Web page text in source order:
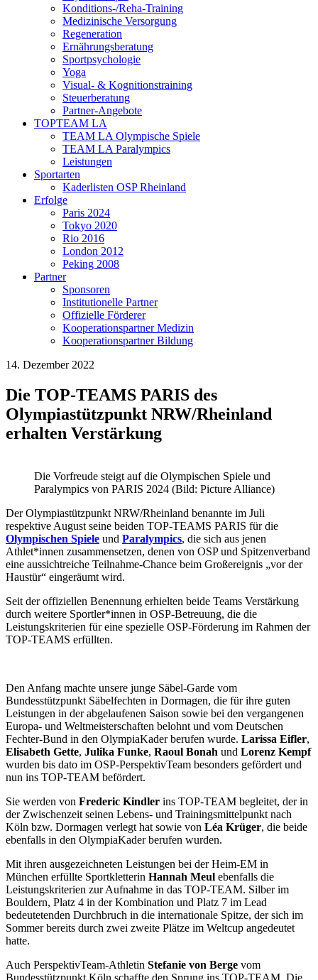
Konditions-/Reha-Training
Medizinische Versorgung
Regeneration
Ernährungsberatung
Sportpsychologie
Yoga
Visual- & Kognitionstraining
Steuerberatung
Partner-Angebote
TOPTEAM LA
TEAM LA Olympische Spiele
TEAM LA Paralympics
Leistungen
Sportarten
Kaderlisten OSP Rheinland
Erfolge
Paris 2024
Tokyo 2020
Rio 2016
London 2012
Peking 2008
Partner
Sponsoren
Institutionelle Partner
Offizielle Förderer
Kooperationspartner Medizin
Kooperationspartner Bildung
14. Dezember 2022
Die TOP-TEAMS PARIS des
Olympiastützpunkt NRW/Rheinland
erhalten Verstärkung
Die Vorfreude steigt auf die Olympischen Spiele und
Paralympics von PARIS 2024 (Bild: Picture Alliance)
Der Olympiastützpunkt NRW/Rheinland benannte im Juli
respektive August seine beiden TOP-TEAMS PARIS für die
Olympischen Spiele und Paralympics, die sich aus jenen
Athlet*innen zusammensetzen, denen von OSP und Spitzenverband
eine aussichtreiche Teilnahme-Chance beim Großereignis „vor der
Haustür“ eingeräumt wird.
Seit der offiziellen Benennung erhielten beide Teams Verstärkung
durch weitere Sportler*innen in OSP-Betreuung, die die
Leistungskriterien für eine spezielle OSP-Förderung im Rahmen der
TOP-TEAMS erfüllten.
Den Anfang machte unsere junge Säbel-Garde vom
Bundesstützpunkt Säbelfechten in Dormagen, die für ihre guten
Leistungen in der abgelaufenen Saison sowie bei den vergangenen
Europa- und Weltmeisterschaften belohnt und vom Deutschen
Fechter-Bund in den OlympiaKader berufen wurde. Larissa Eifler,
Elisabeth Gette, Julika Funke, Raoul Bonah und Lorenz Kempf
wurden bis dato im OSP-PerspektivTeam besonders gefördert und
nun ins TOP-TEAM befördert.
Sie werden von Frederic Kindler ins TOP-TEAM begleitet, der in
der Zwischenzeit seinen Lebens- und Trainingsmittelpunkt nach
Köln bzw. Dormagen verlegt hat sowie von Léa Krüger, die beide
ebenfalls in den OlympiaKader berufen wurden.
Mit ihren ausgezeichneten Leistungen bei der Heim-EM in
München erfüllte Sportkletterin Hannah Meul ebenfalls die
Leistungskriterien zur Aufnahme in das TOP-TEAM. Silber im
Bouldern, Platz 4 in der Kombination und Platz 7 im Lead
bedeutetenden Durchbruch in die internationale Spitze, der sich im
Sommer bereits durch zwei zweite Plätze im Weltcup angedeutet
hatte.
Auch PerspektivTeam-Athletin Stefanie von Berge vom